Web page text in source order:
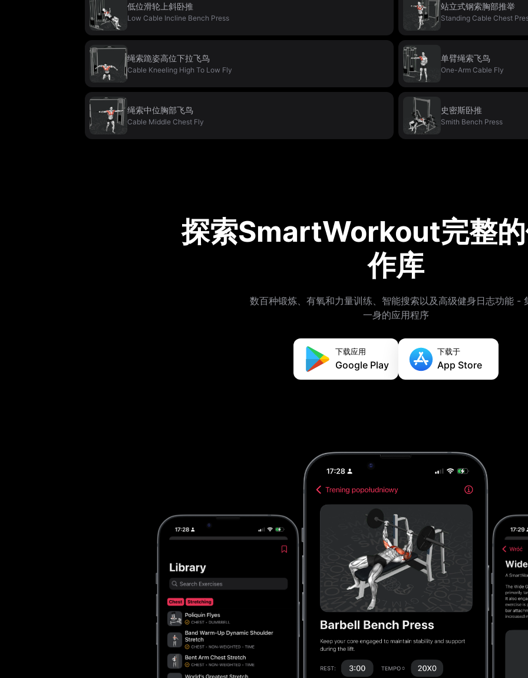
低位滑轮上斜卧推
Low Cable Incline Bench Press
站立式钢索胸部推举
Standing Cable Chest
绳索跪姿高位下拉飞鸟
Cable Kneeling High To Low Fly
单臂绳索飞鸟
One-Arm Cable Fly
绳索中位胸部飞鸟
Cable Middle Chest Fly
史密斯卧推
Smith Bench Press
探索SmartWorkout完整
作库
数百种锻炼、有氧和力量训练、智能搜索以及高级健身日志功能 -
一身的应用程序
下载应用
Google Play
下载于
App Store